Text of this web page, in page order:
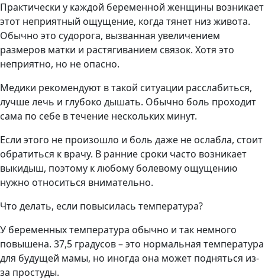
Практически у каждой беременной женщины возникает
этот неприятный ощущение, когда тянет низ живота.
Обычно это судорога, вызванная увеличением
размеров матки и растягиванием связок. Хотя это
неприятно, но не опасно.
Медики рекомендуют в такой ситуации расслабиться,
лучше лечь и глубоко дышать. Обычно боль проходит
сама по себе в течение нескольких минут.
Если этого не произошло и боль даже не ослабла, стоит
обратиться к врачу. В ранние сроки часто возникает
выкидыш, поэтому к любому болевому ощущению
нужно относиться внимательно.
Что делать, если повысилась температура?
У беременных температура обычно и так немного
повышена. 37,5 градусов – это нормальная температура
для будущей мамы, но иногда она может подняться из-
за простуды.